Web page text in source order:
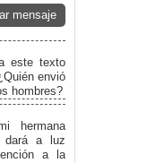
mensaje
este texto
envió
hombres?
hermana
dará a luz
a la